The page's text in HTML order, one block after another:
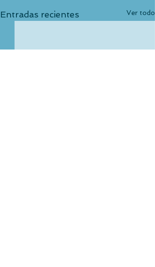
Entradas recientes Ver todo